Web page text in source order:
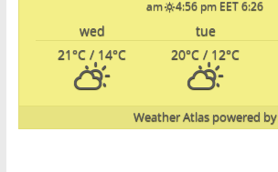
6:26 am
4:56 pm EET
tue
wed
20°C / 12°C
21°C / 14°C
powered by
Weather Atlas